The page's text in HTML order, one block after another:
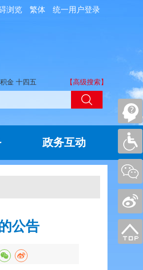
统一用户登录
繁体
浏览
金 十四五 【高级搜索】
政务互动
公告